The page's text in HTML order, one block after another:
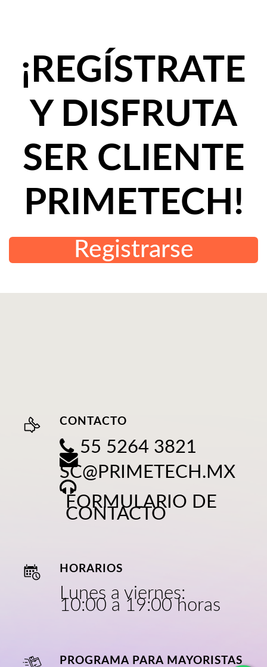
¡REGÍSTRATE
Y DISFRUTA
SER CLIENTE
PRIMETECH!
Registrarse
CONTACTO
55 5264 3821
SC@PRIMETECH.MX
FORMULARIO DE
CONTACTO
HORARIOS
Lunes a viernes:
10:00 a 19:00 horas
PROGRAMA PARA MAYORISTAS